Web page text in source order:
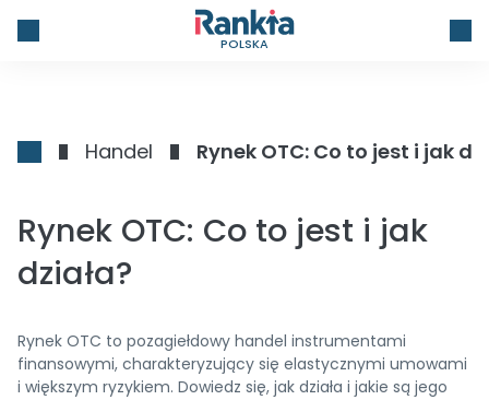
POLSKA
Handel Rynek OTC: Co to jest i jak
Rynek OTC: Co to jest i jak
działa?
Rynek OTC to pozagiełdowy handel instrumentami
finansowymi, charakteryzujący się elastycznymi umowami
i większym ryzykiem. Dowiedz się, jak działa i jakie są jego